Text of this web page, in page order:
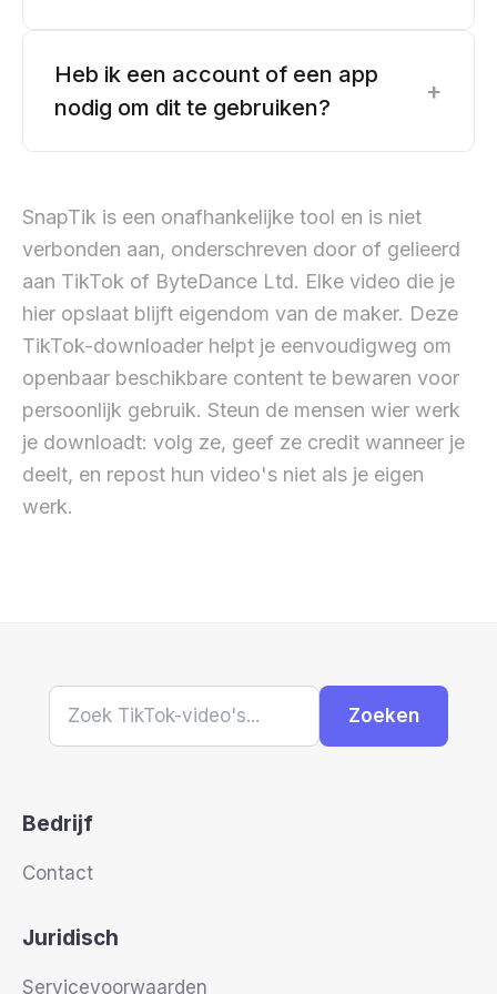
Heb ik een account of een app
nodig om dit te gebruiken?
+
SnapTik is een onafhankelijke tool en is niet
verbonden aan, onderschreven door of gelieerd
aan TikTok of ByteDance Ltd. Elke video die je
hier opslaat blijft eigendom van de maker. Deze
TikTok-downloader helpt je eenvoudigweg om
openbaar beschikbare content te bewaren voor
persoonlijk gebruik. Steun de mensen wier werk
je downloadt: volg ze, geef ze credit wanneer je
deelt, en repost hun video's niet als je eigen
werk.
Zoeken
Bedrijf
Contact
Juridisch
Servicevoorwaarden